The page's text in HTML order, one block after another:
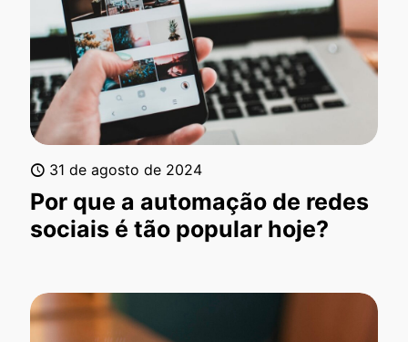
31 de agosto de 2024
Por que a automação de redes
sociais é tão popular hoje?